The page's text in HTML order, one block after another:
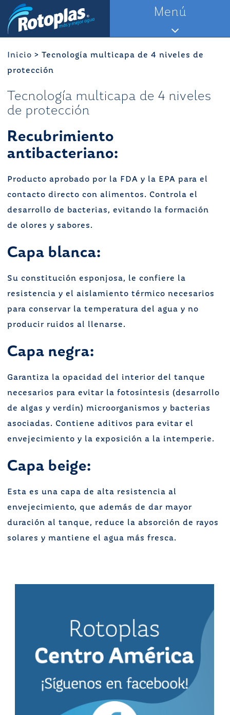
Saltar
contenido
Menú
Inicio > Tecnología multicapa de 4 niveles de
protección
Tecnología multicapa de 4 niveles
de protección
Recubrimiento
antibacteriano:
Producto aprobado por la FDA y la EPA para el
contacto directo con alimentos. Controla el
desarrollo de bacterias, evitando la formación
de olores y sabores.
Capa blanca:
Su constitución esponjosa, le confiere la
resistencia y el aislamiento térmico necesarios
para conservar la temperatura del agua y no
producir ruidos al llenarse.
Capa negra:
Garantiza la opacidad del interior del tanque
necesarios para evitar la fotosíntesis (desarrollo
de algas y verdín) microorganismos y bacterias
asociadas. Contiene aditivos para evitar el
envejecimiento y la exposición a la intemperie.
Capa beige:
Esta es una capa de alta resistencia al
envejecimiento, que además de dar mayor
duración al tanque, reduce la absorción de rayos
solares y mantiene el agua más fresca.